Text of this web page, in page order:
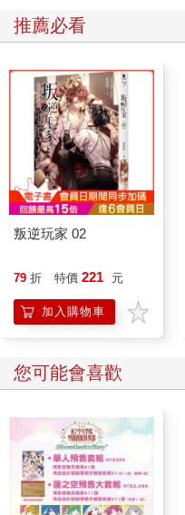
推薦必看
叛逆玩家 02
79 折 特價 221 元
加入購物車
您可能會喜歡